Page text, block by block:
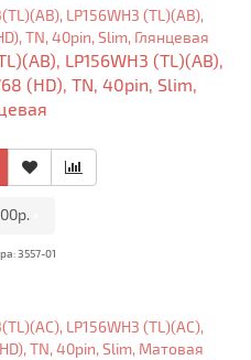
LP156WH3 (TL)(AB),
(HD), TN, 40pin, Slim,
3557-01